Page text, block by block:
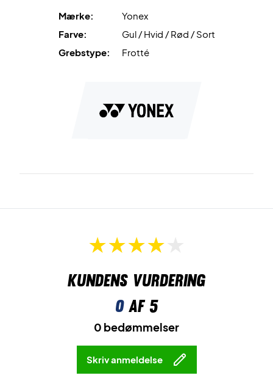
Mærke:
Yonex
Farve:
Gul / Hvid / Rød / Sort
Grebstype:
Frotté
Kundens vurdering
0af 5
0 bedømmelser
Skriv anmeldelse